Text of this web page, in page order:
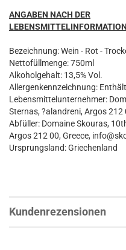
ANGABEN NACH DER
Bezeichnung: Wein - Rot -
Nettofüllmenge: 750ml
Alkoholgehalt: 13,5% Vol.
Allergenkennzeichnung:
Lebensmittelunternehmer:
Sternas, ?alandreni, Argos 212
Abfüller: Domaine Skouras,
Argos 212 00, Greece,
Ursprungsland: Griechenland
Kundenrezensionen